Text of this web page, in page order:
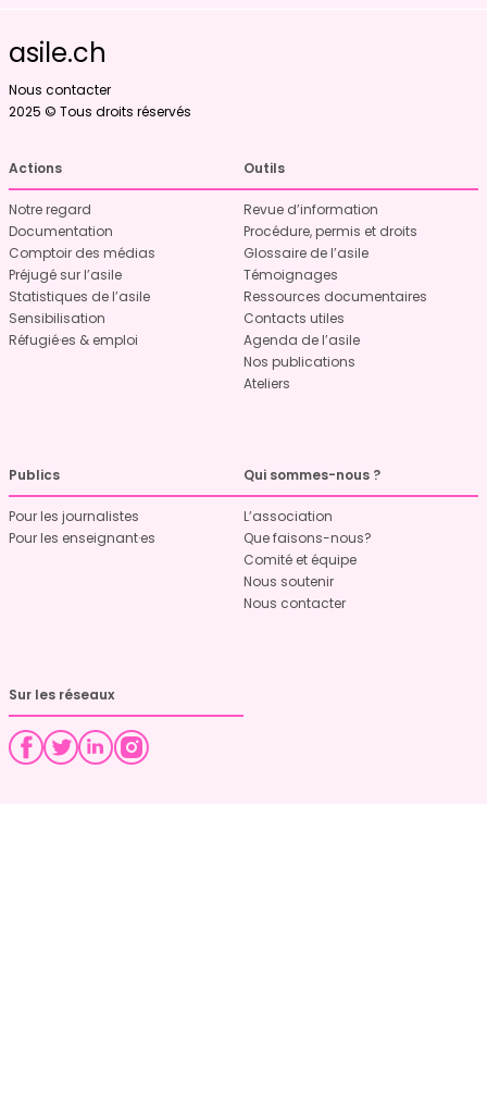
asile.ch
Nous contacter
2025 © Tous droits réservés
Actions
Notre regard
Documentation
Comptoir des médias
Préjugé sur l’asile
Statistiques de l’asile
Sensibilisation
Réfugié·es & emploi
Outils
Revue d’information
Procédure, permis et droits
Glossaire de l’asile
Témoignages
Ressources documentaires
Contacts utiles
Agenda de l’asile
Nos publications
Ateliers
Publics
Pour les journalistes
Pour les enseignant·es
Qui sommes-nous ?
L’association
Que faisons-nous?
Comité et équipe
Nous soutenir
Nous contacter
Sur les réseaux